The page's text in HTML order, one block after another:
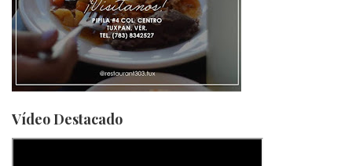
Vídeo Destacado